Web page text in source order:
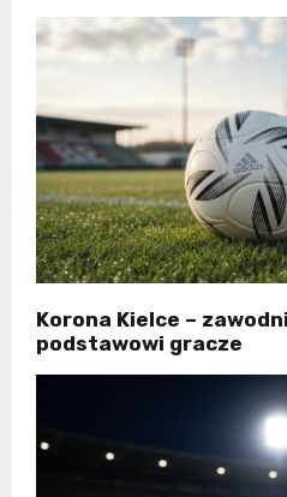
Korona Kielce –
podstawowi gracze